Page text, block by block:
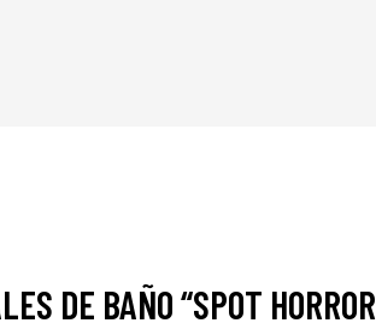
DE BAÑO “SPOT HORROR